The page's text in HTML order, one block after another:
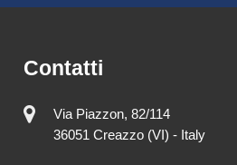
Contatti
Via Piazzon, 82/114
36051 Creazzo (VI) - Italy